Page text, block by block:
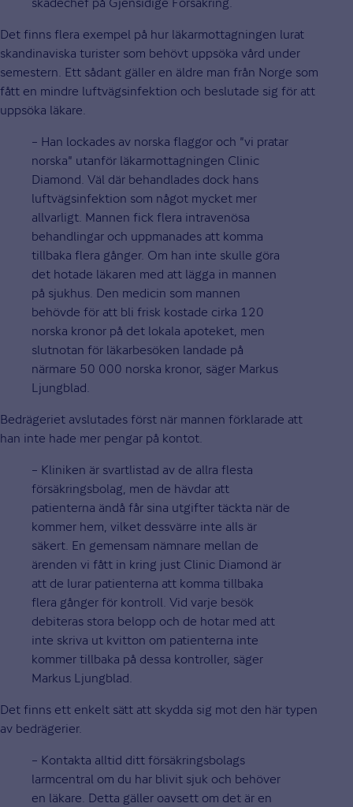
skadechef på Gjensidige Försäkring.
Det finns flera exempel på hur läkarmottagningen lurat
skandinaviska turister som behövt uppsöka vård under
semestern. Ett sådant gäller en äldre man från Norge som
fått en mindre luftvägsinfektion och beslutade sig för att
uppsöka läkare.
– Han lockades av norska flaggor och "vi pratar
norska" utanför läkarmottagningen Clinic
Diamond. Väl där behandlades dock hans
luftvägsinfektion som något mycket mer
allvarligt. Mannen fick flera intravenösa
behandlingar och uppmanades att komma
tillbaka flera gånger. Om han inte skulle göra
det hotade läkaren med att lägga in mannen
på sjukhus. Den medicin som mannen
behövde för att bli frisk kostade cirka 120
norska kronor på det lokala apoteket, men
slutnotan för läkarbesöken landade på
närmare 50 000 norska kronor, säger Markus
Ljungblad.
Bedrägeriet avslutades först när mannen förklarade att
han inte hade mer pengar på kontot.
– Kliniken är svartlistad av de allra flesta
försäkringsbolag, men de hävdar att
patienterna ändå får sina utgifter täckta när de
kommer hem, vilket dessvärre inte alls är
säkert. En gemensam nämnare mellan de
ärenden vi fått in kring just Clinic Diamond är
att de lurar patienterna att komma tillbaka
flera gånger för kontroll. Vid varje besök
debiteras stora belopp och de hotar med att
inte skriva ut kvitton om patienterna inte
kommer tillbaka på dessa kontroller, säger
Markus Ljungblad.
Det finns ett enkelt sätt att skydda sig mot den här typen
av bedrägerier.
– Kontakta alltid ditt försäkringsbolags
larmcentral om du har blivit sjuk och behöver
en läkare. Detta gäller oavsett om det är en